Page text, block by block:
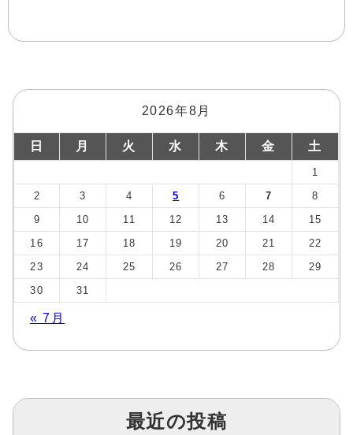
2026年8月
日 月 火 水 木 金 土
1
2
3 4 5 6 7
8
9
10 11 12 13 14
15
16
17 18 19 20 21
22
23
24 25 26 27 28
29
30
31
« 7月
最近の投稿